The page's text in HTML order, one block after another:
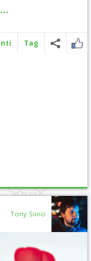
Tag
Tony Siino